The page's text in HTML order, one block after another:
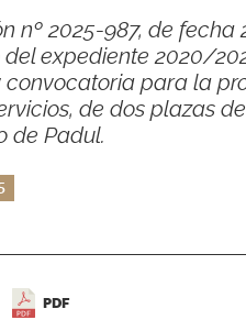
nº 2025-987, de fecha
expediente 2020/
para la
de dos plazas
de Padul.
PDF